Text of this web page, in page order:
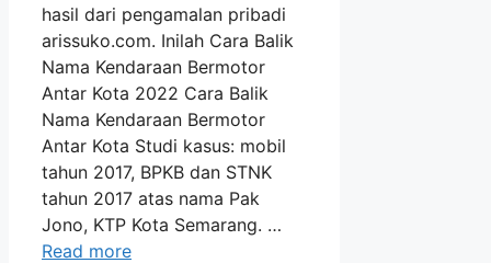
hasil dari pengamalan pribadi
arissuko.com. Inilah Cara Balik
Nama Kendaraan Bermotor
Antar Kota 2022 Cara Balik
Nama Kendaraan Bermotor
Antar Kota Studi kasus: mobil
tahun 2017, BPKB dan STNK
tahun 2017 atas nama Pak
Jono, KTP Kota Semarang. …
Read more